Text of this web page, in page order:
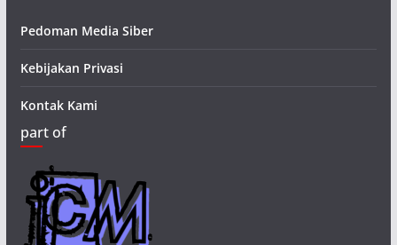
Pedoman Media Siber
Kebijakan Privasi
Kontak Kami
part of